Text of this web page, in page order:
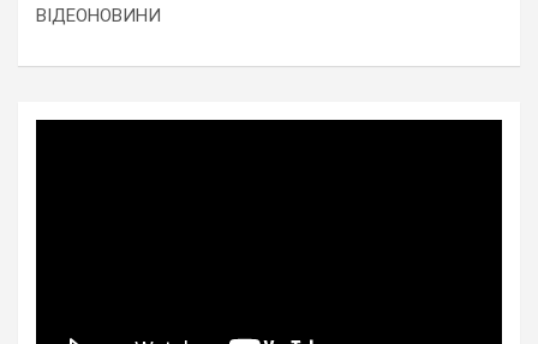
ВІДЕОНОВИНИ